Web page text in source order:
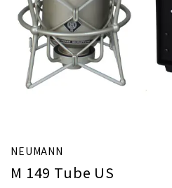
NEUMANN
M 149 Tube US